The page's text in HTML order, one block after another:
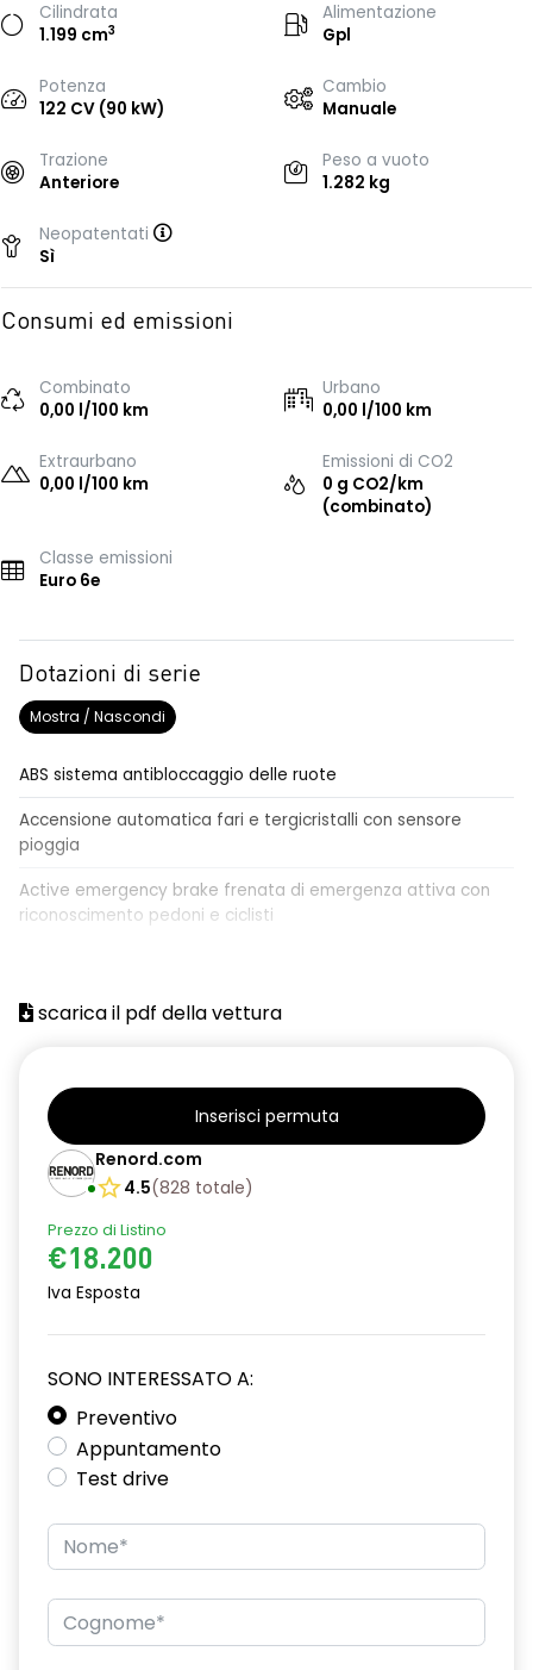
Cilindrata
1.199 cm3
Alimentazione
Gpl
Potenza
122 CV (90 kW)
Cambio
Manuale
Trazione
Anteriore
Peso a vuoto
1.282 kg
Neopatentati
Sì
Consumi ed emissioni
Combinato
0,00 l/100 km
Urbano
0,00 l/100 km
Extraurbano
0,00 l/100 km
Emissioni di CO2
0 g CO2/km
(combinato)
Classe emissioni
Euro 6e
Dotazioni di serie
Mostra / Nascondi
ABS sistema antibloccaggio delle ruote
Accensione automatica fari e tergicristalli con sensore
pioggia
Active emergency brake frenata di emergenza attiva con
riconoscimento pedoni e ciclisti
Airbag laterali a tendina anteriori e posteriori
Alzacristalli elettrici posteriori
Barre tetto modulari nere
Bracciolo anteriore con vano portaoggetti
Chiave pieghevole a 3 pulsanti
Distance warning avviso distanza di sicurezza
Driver display con schermo TFT da 3,5''
Eco Mode
compatibile 2G/3G o 4G/5G in base al veicolo
Firma luminosa pixelata con fari full LED
HARM03
scarica il pdf della vettura
Inserisci permuta
Renord.com
4.5(828 totale)
Prezzo di Listino
€18.200
Iva Esposta
SONO INTERESSATO A:
Preventivo
Appuntamento
Test drive